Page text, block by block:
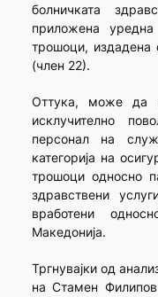
болничката
приложена уредна
трошоци, издадена
(член 22).
Оттука, може да
исклучително
персонал на
категорија на
трошоци односно
здравствени
вработени
Македонија.
Тргнувајки од
на Стамен